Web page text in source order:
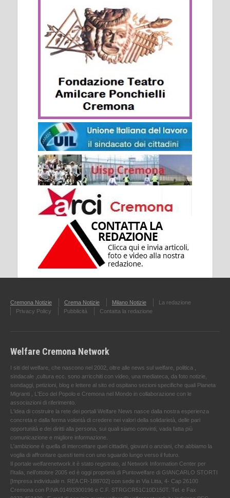
Cremona Notizie Crema Notizie Milano Notizie
La redazione
Privacy Policy
Pubblicità Contatta la redazione
Welfare Cremona Network
I siti del welfare, che nascono nel 2002, oltre alle news sul welfare, politica ,
sindacale ,cultura ecc. sono arricchiti con video, una mediateca, da foto notizie,
sondaggi, petizioni, blog e lettere al sito ed ospitano sezioni specifiche quali Pianeta
Migranti , L'Eco del Popolo e Cremona nel Mondo in collaborazione con le
associazioni di riferimento.
L'idea di costruire la rete dei portali Welfare News nasce dalla nostra esperienza
concreta e dalla ferma volontà di credere nei valori della solidarietà, delle pari
opportunità e dei diritti alla persona, sui quali siamo convinti, vada fatta più
comunicazione e migliore informazione.
L'ambizione è quella di intercettare quei cittadini, giovani o anziani, che abbiamo la
voglia di affrontare questi temi con uno sguardo lungo verso il futuro.
Il portale welfarenetwork.it è stato registrato, al Network Information Center per
l'Italia, nell’ottobre 2005 ed è oggi proprietà di Puntowelfare di GIANCARLO STORTI
[Impresa individuale n. REA CR-188702] con sede in Via Litta, 4- Cap 26100
Cremona con P.IVA 01493300196 e C.F. STRGCR51C10D150T. Tel. e Fax